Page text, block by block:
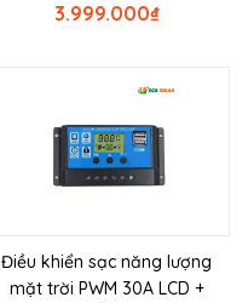
₫
3.999.000
Điều khiển sạc năng lượng
mặt trời PWM 30A LCD +